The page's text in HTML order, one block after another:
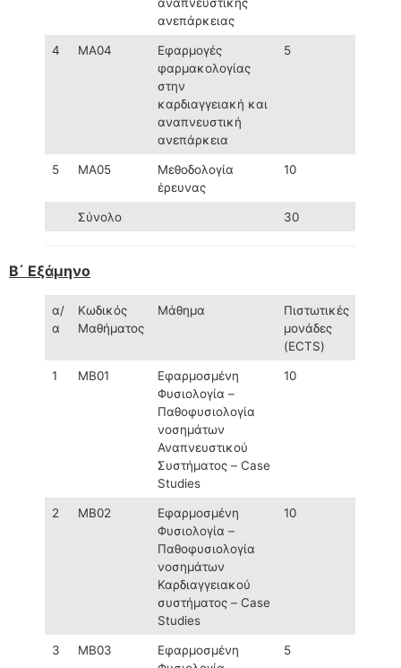
ανεπάρκειας
4 MA04
Εφαρμογές
φαρμακολογίας
στην
καρδιαγγειακή και
αναπνευστική
ανεπάρκεια
5
5 MA05
Mεθοδολογία
έρευνας
10
Σύνολο 30
Β΄ Εξάμηνο
α/
α
Κωδικός
Μαθήματος
Μάθημα
Πιστωτικές
μονάδες
(ECTS)
1 MΒ01
Εφαρμοσμένη
Φυσιολογία –
Παθοφυσιολογία
νοσημάτων
Αναπνευστικού
Συστήματος – Case
Studies
10
2 MΒ02
Εφαρμοσμένη
Φυσιολογία –
Παθοφυσιολογία
νοσημάτων
Καρδιαγγειακού
συστήματος – Case
Studies
10
3 ΜΒ03
Εφαρμοσμένη
5